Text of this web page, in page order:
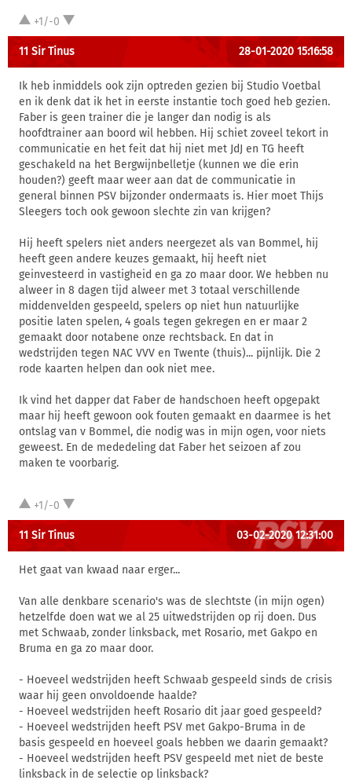
+1/-0
11 Sir Tinus 28-01-2020 15:16:58
Ik heb inmiddels ook zijn optreden gezien bij Studio Voetbal
en ik denk dat ik het in eerste instantie toch goed heb gezien.
Faber is geen trainer die je langer dan nodig is als
hoofdtrainer aan boord wil hebben. Hij schiet zoveel tekort in
communicatie en het feit dat hij niet met JdJ en TG heeft
geschakeld na het Bergwijnbelletje (kunnen we die erin
houden?) geeft maar weer aan dat de communicatie in
general binnen PSV bijzonder ondermaats is. Hier moet Thijs
Sleegers toch ook gewoon slechte zin van krijgen?
Hij heeft spelers niet anders neergezet als van Bommel, hij
heeft geen andere keuzes gemaakt, hij heeft niet
geinvesteerd in vastigheid en ga zo maar door. We hebben nu
alweer in 8 dagen tijd alweer met 3 totaal verschillende
middenvelden gespeeld, spelers op niet hun natuurlijke
positie laten spelen, 4 goals tegen gekregen en er maar 2
gemaakt door notabene onze rechtsback. En dat in
wedstrijden tegen NAC VVV en Twente (thuis)... pijnlijk. Die 2
rode kaarten helpen dan ook niet mee.
Ik vind het dapper dat Faber de handschoen heeft opgepakt
maar hij heeft gewoon ook fouten gemaakt en daarmee is het
ontslag van v Bommel, die nodig was in mijn ogen, voor niets
geweest. En de mededeling dat Faber het seizoen af zou
maken te voorbarig.
+1/-0
11 Sir Tinus 03-02-2020 12:31:00
Het gaat van kwaad naar erger...
Van alle denkbare scenario's was de slechtste (in mijn ogen)
hetzelfde doen wat we al 25 uitwedstrijden op rij doen. Dus
met Schwaab, zonder linksback, met Rosario, met Gakpo en
Bruma en ga zo maar door.
- Hoeveel wedstrijden heeft Schwaab gespeeld sinds de crisis
waar hij geen onvoldoende haalde?
- Hoeveel wedstrijden heeft Rosario dit jaar goed gespeeld?
- Hoeveel wedstrijden heeft PSV met Gakpo-Bruma in de
basis gespeeld en hoeveel goals hebben we daarin gemaakt?
- Hoeveel wedstrijden heeft PSV gespeeld met niet de beste
linksback in de selectie op linksback?